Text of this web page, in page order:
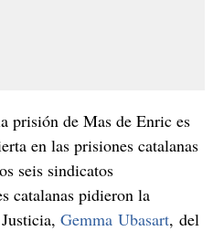
prisión de Mas de Enric es
en las prisiones catalanas
seis sindicatos
catalanas pidieron la
Gemma Ubasart, del